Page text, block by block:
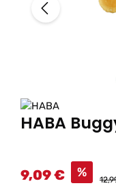
HABA
9,09 € %